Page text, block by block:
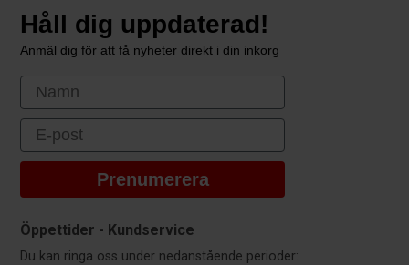
Håll dig uppdaterad!
Anmäl dig för att få nyheter direkt i din inkorg
First Name
Email
Prenumerera
Öppettider - Kundservice
Du kan ringa oss under nedanstående perioder: